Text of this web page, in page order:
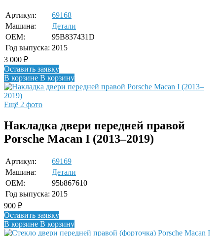
Артикул:
69168
Машина:
Детали
OEM:
95B837431D
Год выпуска: 2015
3 000 ₽
Оставить заявку
В корзине В корзину
Ещё 2 фото
Накладка двери передней правой
Porsche Macan I (2013–2019)
Артикул:
69169
Машина:
Детали
OEM:
95b867610
Год выпуска: 2015
900 ₽
Оставить заявку
В корзине В корзину